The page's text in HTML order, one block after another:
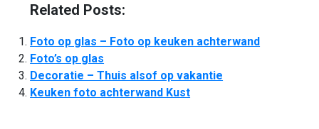
Related Posts:
Foto op glas – Foto op keuken achterwand
Foto’s op glas
Decoratie – Thuis alsof op vakantie
Keuken foto achterwand Kust